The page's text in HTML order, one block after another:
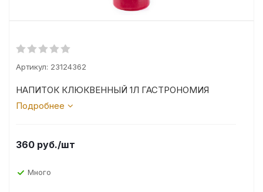
Артикул: 23124362
НАПИТОК КЛЮКВЕННЫЙ 1Л ГАСТРОНОМИЯ
Подробнее
360 руб./шт
Много